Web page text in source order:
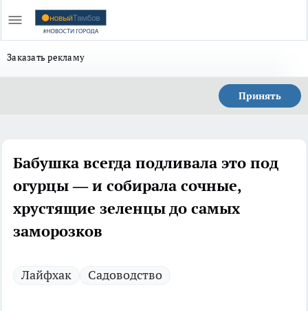
Заказать рекламу
Принять
Бабушка всегда подливала это под
огурцы — и собирала сочные,
хрустящие зеленцы до самых
заморозков
Лайфхак Садоводство